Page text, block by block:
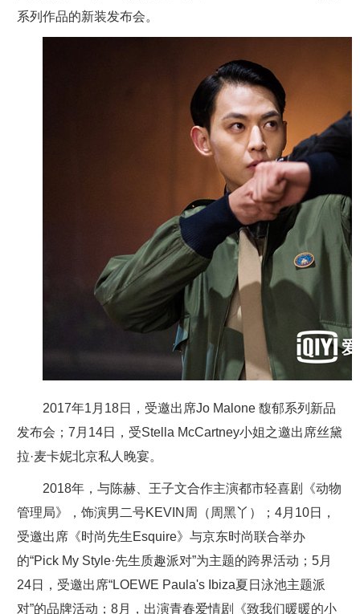
系列作品的新装发布会。
2017年1月18日，受邀出席Jo Malone 馥郁系列新品
发布会；7月14日，受Stella McCartney小姐之邀出席丝黛
拉·麦卡妮北京私人晚宴。
2018年，与陈赫、王子文合作主演都市轻喜剧《动物
管理局》，饰演男二号KEVIN周（周黑丫）；4月10日，
受邀出席《时尚先生Esquire》与京东时尚联合举办
的“Pick My Style·先生质趣派对”为主题的跨界活动；5月
24日，受邀出席“LOEWE Paula's Ibiza夏日泳池主题派
对”的品牌活动；8月，出演青春爱情剧《致我们暖暖的小